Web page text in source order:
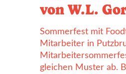
von W.L.
Sommerfest mit
Mitarbeiter in
gleichen Muster ab.